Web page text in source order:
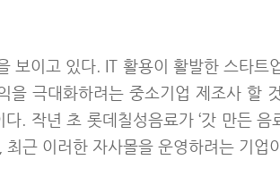
이고 있다. IT 활용이 활발한 스타트
을 극대화하려는 중소기업 제조사 할
. 작년 초 롯데칠성음료가 ‘갓 만든 음
근 이러한 자사몰을 운영하려는 기업